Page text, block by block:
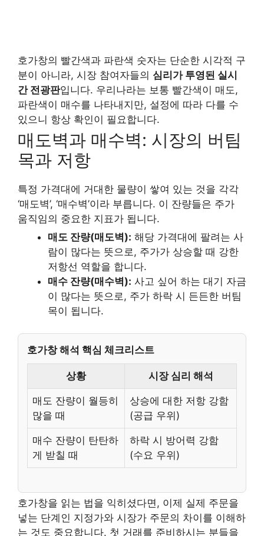
호가창의 빨간색과 파란색 숫자는 단순한 시각적 구
분이 아니라, 시장 참여자들의 심리가 투영된 실시
간 전광판입니다. 우리나라는 보통 빨간색이 매도,
파란색이 매수를 나타내지만, 설정에 따라 다를 수
있으니 항상 확인이 필요합니다.
매도벽과 매수벽: 시장의 버팀
목과 저항
특정 가격대에 거대한 물량이 쌓여 있는 것을 각각
‘매도벽’, ‘매수벽’이라 부릅니다. 이 잔량들은 주가
움직임의 중요한 지표가 됩니다.
매도 잔량(매도벽): 해당 가격대에 팔려는 사
람이 많다는 뜻으로, 주가가 상승할 때 강한
저항선 역할을 합니다.
매수 잔량(매수벽): 사고 싶어 하는 대기 자금
이 많다는 뜻으로, 주가 하락 시 든든한 버팀
목이 됩니다.
호가창 해석 핵심 체크리스트
상황 시장 심리 해석
매도 잔량이 월등히
많을 때
상승에 대한 저항 강함
(공급 우위)
매수 잔량이 탄탄하
게 받칠 때
하락 시 방어력 강함
(수요 우위)
호가창을 읽는 법을 익히셨다면, 이제 실제 주문을
넣는 단계인 지정가와 시장가 주문의 차이를 이해하
는 것도 중요합니다. 첫 거래를 준비하시는 분들을